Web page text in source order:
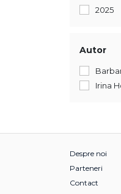
2025
Autor
Irina
Despre noi
Parteneri
Contact